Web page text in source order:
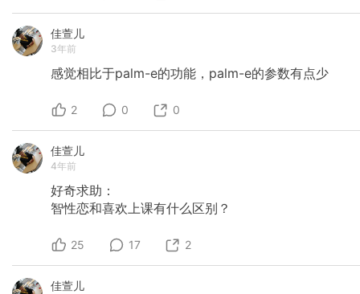
佳萱儿
3年前
感觉相比于palm-e的功能，palm-e的参数有点少
2 0 0
佳萱儿
4年前
好奇求助：
智性恋和喜欢上课有什么区别？
25 17 2
佳萱儿